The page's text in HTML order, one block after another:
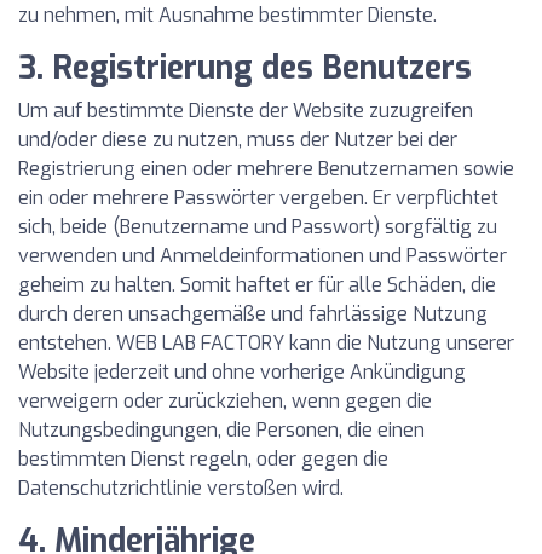
zu nehmen, mit Ausnahme bestimmter Dienste.
3. Registrierung des Benutzers
Um auf bestimmte Dienste der Website zuzugreifen
und/oder diese zu nutzen, muss der Nutzer bei der
Registrierung einen oder mehrere Benutzernamen sowie
ein oder mehrere Passwörter vergeben. Er verpflichtet
sich, beide (Benutzername und Passwort) sorgfältig zu
verwenden und Anmeldeinformationen und Passwörter
geheim zu halten. Somit haftet er für alle Schäden, die
durch deren unsachgemäße und fahrlässige Nutzung
entstehen. WEB LAB FACTORY kann die Nutzung unserer
Website jederzeit und ohne vorherige Ankündigung
verweigern oder zurückziehen, wenn gegen die
Nutzungsbedingungen, die Personen, die einen
bestimmten Dienst regeln, oder gegen die
Datenschutzrichtlinie verstoßen wird.
4. Minderjährige